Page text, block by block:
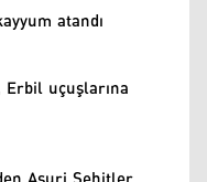
atandı
Erbil uçuşlarına